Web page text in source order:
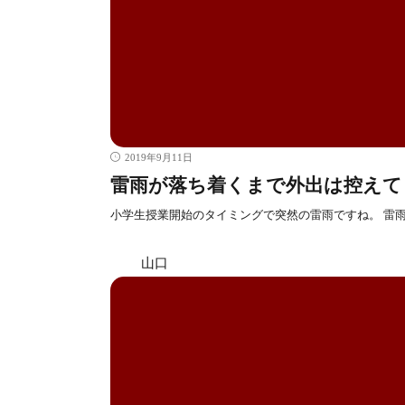
2019年9月11日
雷雨が落ち着くまで外出は控え
小学生授業開始のタイミングで突然の雷雨ですね。
山口